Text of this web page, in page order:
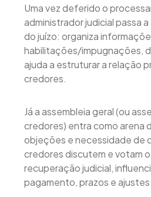
Uma vez deferido o
administrador judicial passa
do juízo: organiza
habilitações/impugnações,
ajuda a estruturar a relação
credores.
Já a assembleia geral (ou
credores) entra como arena
objeções e necessidade de
credores discutem e votam
recuperação judicial,
pagamento, prazos e